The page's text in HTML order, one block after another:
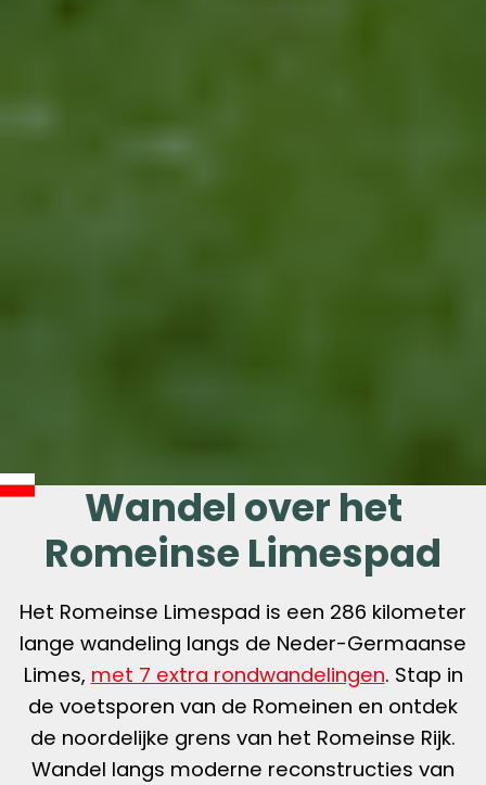
Wandel over het
Romeinse Limespad
Het Romeinse Limespad is een 286 kilometer
lange wandeling langs de Neder-Germaanse
Limes, met 7 extra rondwandelingen. Stap in
de voetsporen van de Romeinen en ontdek
de noordelijke grens van het Romeinse Rijk.
Wandel langs moderne reconstructies van